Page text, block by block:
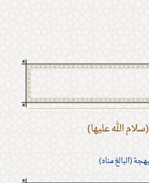
الله عليها)
(البالغ مناه)